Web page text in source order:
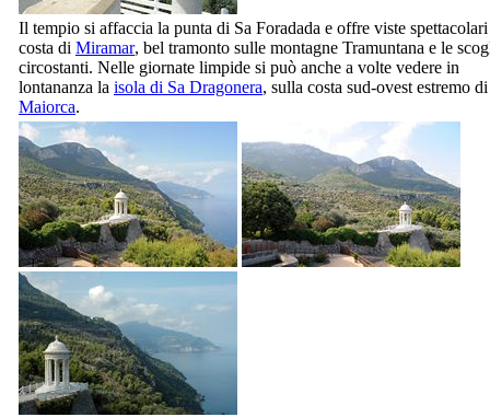
Il tempio si affaccia la punta di Sa Foradada e offre viste
costa di Miramar, bel tramonto sulle montagne Tramuntana e le
circostanti. Nelle giornate limpide si può anche a volte vedere in
lontananza la isola di Sa Dragonera, sulla costa sud-ovest estremo di
Maiorca.